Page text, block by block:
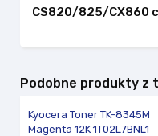
CS820/825/CX860
Podobne produkty z
Kyocera Toner TK-8345M
Magenta 12K 1T02L7BNL1